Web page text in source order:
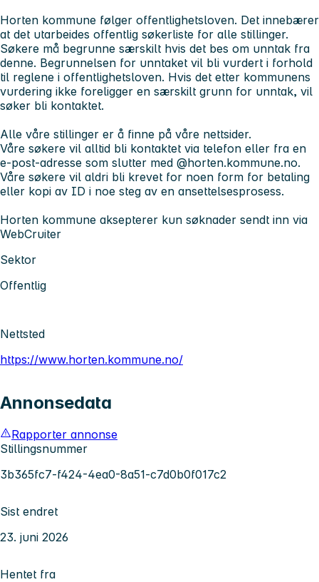
Horten kommune følger offentlighetsloven. Det innebærer
at det utarbeides offentlig søkerliste for alle stillinger.
Søkere må begrunne særskilt hvis det bes om unntak fra
denne. Begrunnelsen for unntaket vil bli vurdert i forhold
til reglene i offentlighetsloven. Hvis det etter kommunens
vurdering ikke foreligger en særskilt grunn for unntak, vil
søker bli kontaktet.
Alle våre stillinger er å finne på våre nettsider.
Våre søkere vil alltid bli kontaktet via telefon eller fra en
e-post-adresse som slutter med @horten.kommune.no.
Våre søkere vil aldri bli krevet for noen form for betaling
eller kopi av ID i noe steg av en ansettelsesprosess.
Horten kommune aksepterer kun søknader sendt inn via
WebCruiter
Sektor
Offentlig
Nettsted
https://www.horten.kommune.no/
Annonsedata
Rapporter annonse
Stillingsnummer
3b365fc7-f424-4ea0-8a51-c7d0b0f017c2
Sist endret
23. juni 2026
Hentet fra